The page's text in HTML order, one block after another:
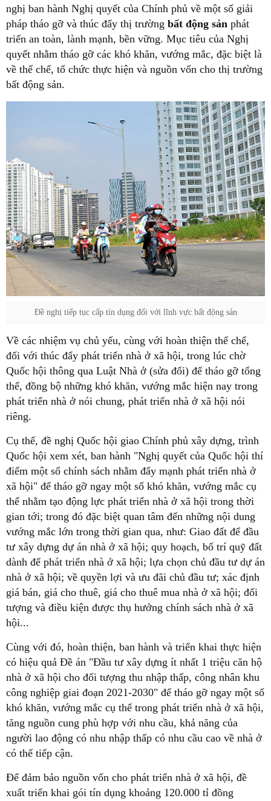
nghị ban hành Nghị quyết của Chính phủ về một số giải
pháp tháo gỡ và thúc đẩy thị trường bất động sản phát
triển an toàn, lành mạnh, bền vững. Mục tiêu của Nghị
quyết nhằm tháo gỡ các khó khăn, vướng mắc, đặc biệt là
về thể chế, tổ chức thực hiện và nguồn vốn cho thị trường
bất động sản.
Đề nghị tiếp tục cấp tín dụng đối với lĩnh vực bất động sản
Về các nhiệm vụ chủ yếu, cùng với hoàn thiện thể chế,
đối với thúc đẩy phát triển nhà ở xã hội, trong lúc chờ
Quốc hội thông qua Luật Nhà ở (sửa đổi) để tháo gỡ tổng
thể, đồng bộ những khó khăn, vướng mắc hiện nay trong
phát triển nhà ở nói chung, phát triển nhà ở xã hội nói
riêng.
Cụ thể, đề nghị Quốc hội giao Chính phủ xây dựng, trình
Quốc hội xem xét, ban hành "Nghị quyết của Quốc hội thí
điểm một số chính sách nhằm đẩy mạnh phát triển nhà ở
xã hội" để tháo gỡ ngay một số khó khăn, vướng mắc cụ
thể nhằm tạo động lực phát triển nhà ở xã hội trong thời
gian tới; trong đó đặc biệt quan tâm đến những nội dung
vướng mắc lớn trong thời gian qua, như: Giao đất để đầu
tư xây dựng dự án nhà ở xã hội; quy hoạch, bố trí quỹ đất
dành để phát triển nhà ở xã hội; lựa chọn chủ đầu tư dự án
nhà ở xã hội; về quyền lợi và ưu đãi chủ đầu tư; xác định
giá bán, giá cho thuê, giá cho thuê mua nhà ở xã hội; đối
tượng và điều kiện được thụ hưởng chính sách nhà ở xã
hội...
Cùng với đó, hoàn thiện, ban hành và triển khai thực hiện
có hiệu quả Đề án "Đầu tư xây dựng ít nhất 1 triệu căn hộ
nhà ở xã hội cho đối tượng thu nhập thấp, công nhân khu
công nghiệp giai đoạn 2021-2030" để tháo gỡ ngay một số
khó khăn, vướng mắc cụ thể trong phát triển nhà ở xã hội,
tăng nguồn cung phù hợp với nhu cầu, khả năng của
người lao động có nhu nhập thấp có nhu cầu cao về nhà ở
có thể tiếp cận.
Để đảm bảo nguồn vốn cho phát triển nhà ở xã hội, đề
xuất triển khai gói tín dụng khoảng 120.000 tỉ đồng